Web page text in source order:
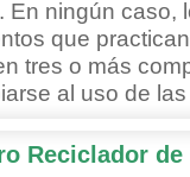
En ningún caso,
que
tres o más
al uso de
Reciclador